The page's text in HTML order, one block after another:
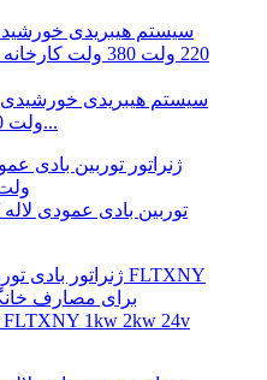
ولت 380 ولت کارخانه چین...